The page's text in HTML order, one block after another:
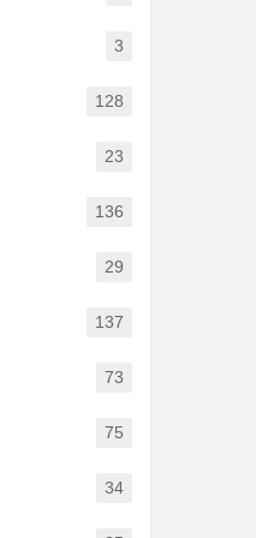
3
128
23
136
29
137
73
75
34